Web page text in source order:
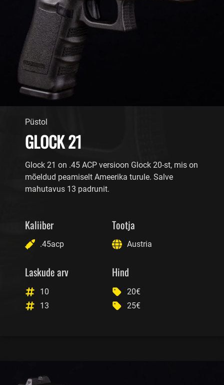
Püstol
GLOCK 21
Glock 21 on .45 ACP versioon Glock 20-st, mis on
mõeldud peamiselt Ameerika turule. Salve
mahutavus 13 padrunit.
Kaliiber
.45acp
Tootja
Austria
Laskude arv
10
13
Hind
20€
25€